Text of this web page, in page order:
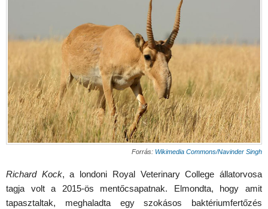
Forrás: Wikimedia Commons/Navinder Singh
Richard Kock, a londoni Royal Veterinary College állatorvosa
tagja volt a 2015-ös mentőcsapatnak. Elmondta, hogy amit
tapasztaltak, meghaladta egy szokásos baktériumfertőzés